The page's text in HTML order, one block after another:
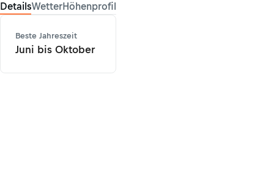
DetailsWetterHöhenprofil
Beste Jahreszeit
Juni bis Oktober